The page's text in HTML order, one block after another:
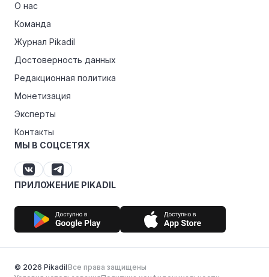
О нас
Команда
Журнал Pikadil
Достоверность данных
Редакционная политика
Монетизация
Эксперты
Контакты
МЫ В СОЦСЕТЯХ
ПРИЛОЖЕНИЕ PIKADIL
© 2026 PikadilВсе права защищены